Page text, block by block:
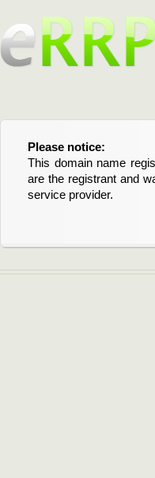
Please notice:
This domain name
are the registrant and
service provider.
Bitte beachten Sie:
Diese
Domain stehen an.
verlängern möchten,